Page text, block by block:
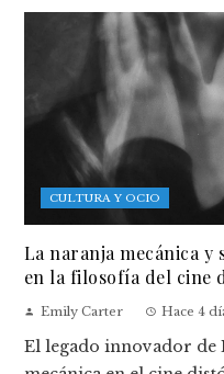
CULTURA Y OCIO
La naranja mecánica y
en la filosofía del cine
Emily Carter Hace 4
El legado innovador de